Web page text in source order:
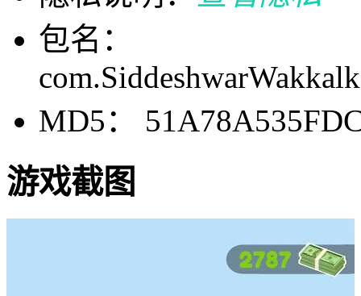
包名：
MD5：
游戏截图